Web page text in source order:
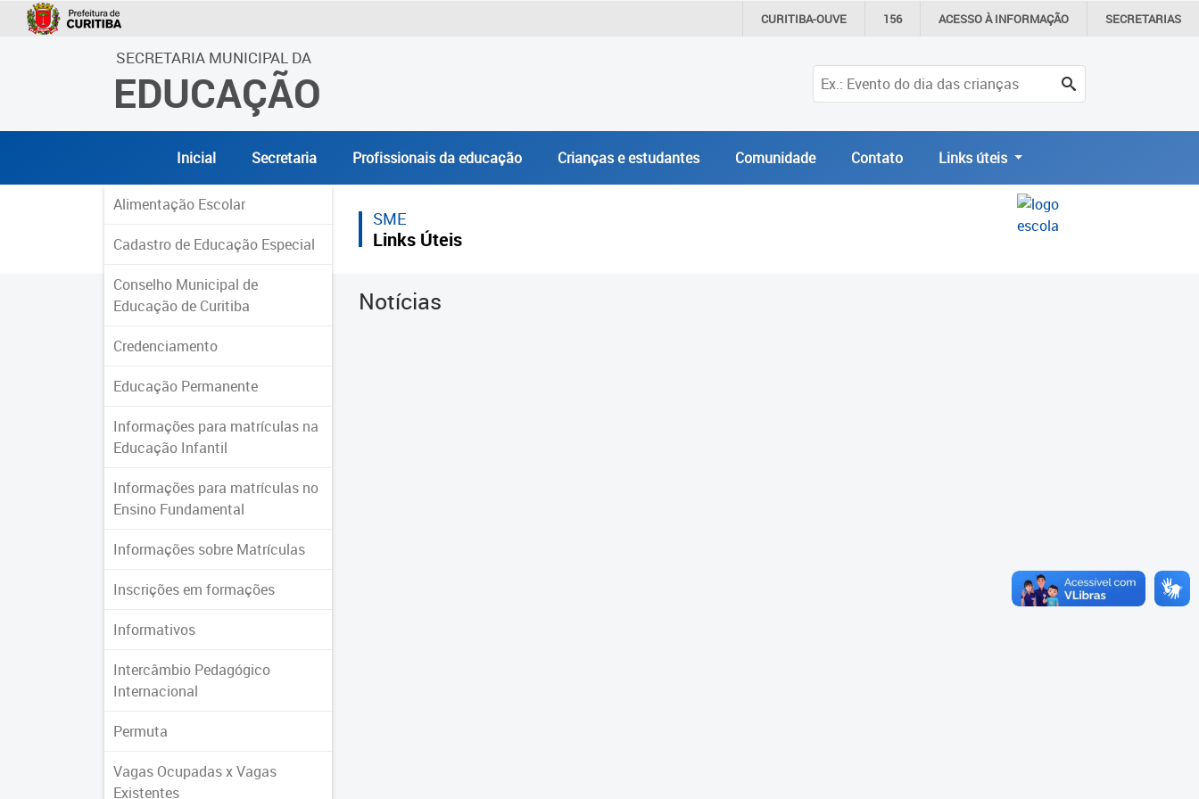
CURITIBA-OUVE 156 ACESSO ÀINFORMAÇÃO SECRETARIAS
SECRETARIA MUNICIPAL DA
EDUCAÇÃO
Inicial Secretaria Profissionais da educação Crianças e estudantes Comunidade Contato Links úteis
Alimentação Escolar
Cadastro de Educação Especial
Conselho Municipal de
Educação de Curitiba
Credenciamento
Educação Permanente
Informações para matrículas na
Educação Infantil
Informações para matrículas no
Ensino Fundamental
Informações sobre Matrículas
Inscrições em formações
Informativos
Intercâmbio Pedagógico
Internacional
Permuta
Vagas Ocupadas x Vagas
Existentes
SME
Links Úteis
Notícias